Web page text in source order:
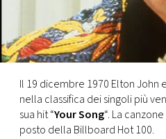
RMC
CONSIGLIA
Il 19 dicembre 1970 Elton John
nella classifica dei singoli più
sua hit “Your Song“. La
posto della Billboard Hot 100.